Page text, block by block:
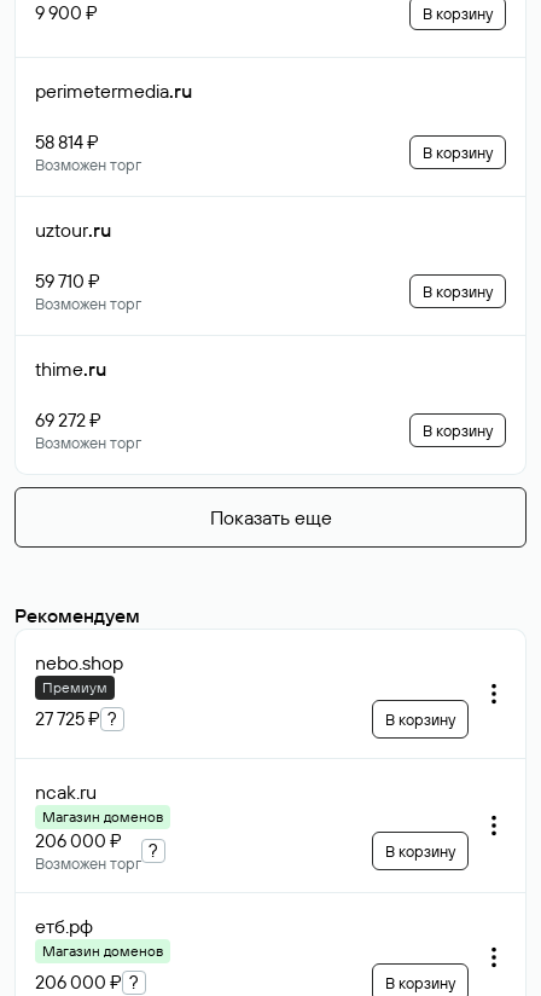
9 900 ₽ В корзину
perimetermedia.ru
58 814 ₽
Возможен торг
В корзину
uztour.ru
59 710 ₽
Возможен торг
В корзину
thime.ru
69 272 ₽
Возможен торг
В корзину
Показать еще
Рекомендуем
nebo.shop
Премиум
27 725 ₽ ? В корзину
ncak.ru
Магазин доменов
206 000 ₽
Возможен торг
? В корзину
етб.рф
Магазин доменов
206 000 ₽ ? В корзину